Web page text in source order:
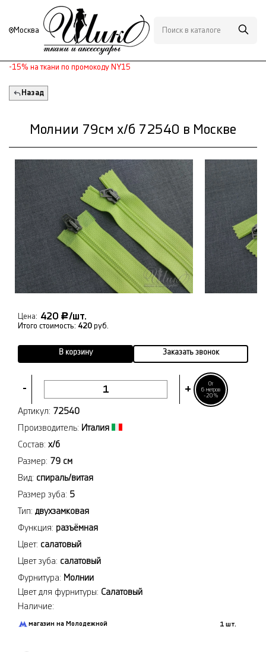
Москва
-15% на ткани по промокоду NY15
Назад
Молнии 79см х/б 72540 в Москве
- +
От
6 метров
-20%
Цена: 420 Р/шт.
Итого стоимость: 420 руб.
В корзину Заказать звонок
Артикул: 72540
Производитель: Италия
Состав: х/б
Размер: 79 см
Вид: спираль/витая
Размер зуба: 5
Тип: двухзамковая
Функция: разъёмная
Цвет: салатовый
Цвет зуба: салатовый
Фурнитура: Молнии
Цвет для фурнитуры: Салатовый
Наличие:
магазин на Молодежной 1 шт.